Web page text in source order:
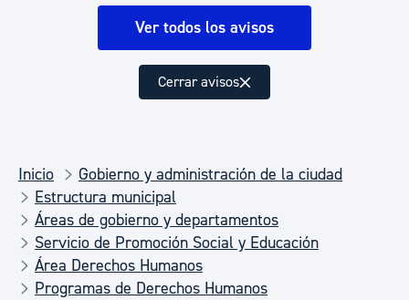
Ver todos los avisos
Cerrar avisos
Inicio
Gobierno y administración de la ciudad
Estructura municipal
Áreas de gobierno y departamentos
Servicio de Promoción Social y Educación
Área Derechos Humanos
Programas de Derechos Humanos